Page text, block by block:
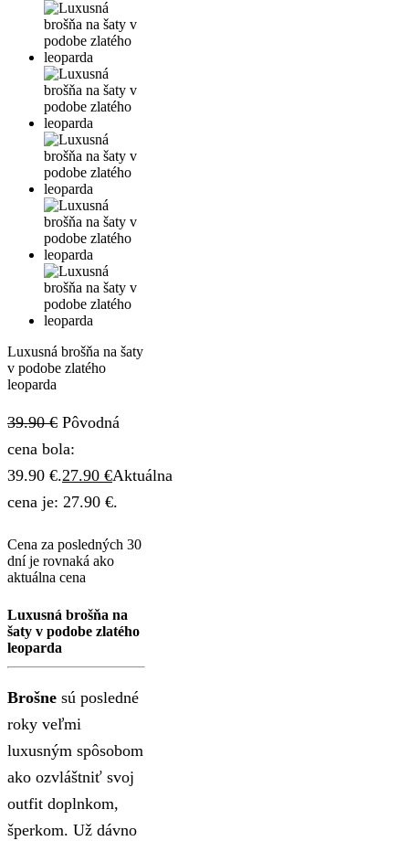
Luxusná brošňa na šaty
v podobe zlatého
leoparda
39.90€ Pôvodná
cena bola:
39.90 €.27.90 €Aktuálna
cena je: 27.90 €.
Cena za posledných 30
dní je rovnaká ako
aktuálna cena
Luxusná brošňa na
šaty v podobe zlatého
leoparda
Brošne sú posledné
roky veľmi
luxusným spôsobom
ako ozvláštniť svoj
outfit doplnkom,
šperkom. Už dávno